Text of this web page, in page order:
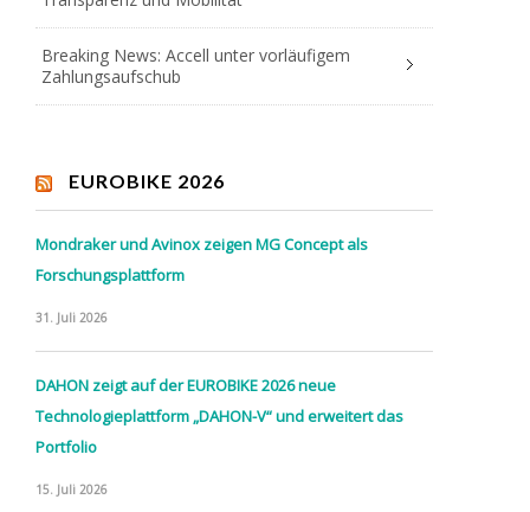
Breaking News: Accell unter vorläufigem
Zahlungsaufschub
EUROBIKE 2026
Mondraker und Avinox zeigen MG Concept als
Forschungsplattform
31. Juli 2026
DAHON zeigt auf der EUROBIKE 2026 neue
Technologieplattform „DAHON-V“ und erweitert das
Portfolio
15. Juli 2026